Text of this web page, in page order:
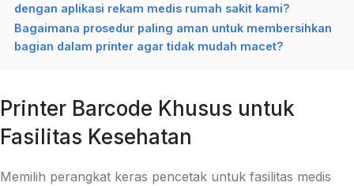
dengan aplikasi rekam medis rumah sakit kami?
Bagaimana prosedur paling aman untuk membersihkan
bagian dalam printer agar tidak mudah macet?
Printer Barcode Khusus untuk
Fasilitas Kesehatan
Memilih perangkat keras pencetak untuk fasilitas medis